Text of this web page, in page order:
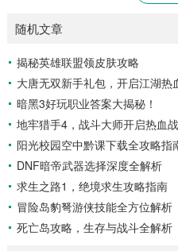
随机文章
揭秘英雄联盟领皮肤攻略
大唐无双新手礼包，开启江湖热
暗黑3好玩职业答案大揭秘！
地牢猎手4，战斗大师开启热血
阳光校园空中黔课下载全攻略指
DNF暗帝武器选择深度全解析
求生之路1，绝境求生攻略指南
冒险岛豹弩游侠技能全方位解析
死亡岛攻略，生存与战斗全解析